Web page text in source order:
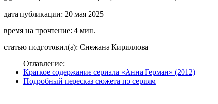
дата публикации: 20 мая 2025
время на прочтение: 4 мин.
статью подготовил(а): Снежана Кириллова
Оглавление:
Краткое содержание сериала «Анна Герман» (2012)
Подробный пересказ сюжета по сериям